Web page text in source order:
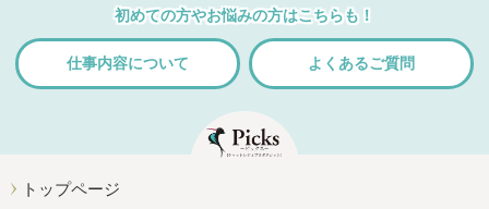
初めての方やお悩みの方はこちらも！
仕事内容について よくあるご質問
トップページ